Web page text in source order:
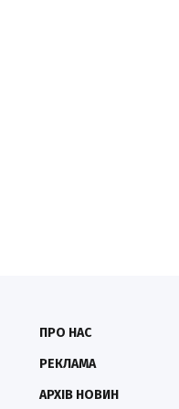
ПРО НАС
РЕКЛАМА
АРХІВ НОВИН